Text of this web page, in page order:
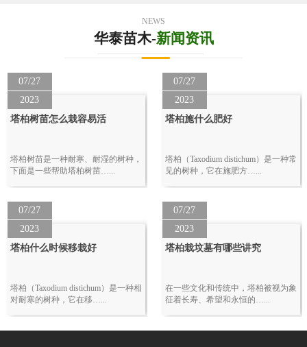
NEWS
华泰苗木-新闻资讯
07/27
2023
塔柏树苗怎么栽容易活
塔柏树苗是一种耐寒、耐湿的树种，
下面是一些帮助塔柏树苗…...
07/27
2023
塔柏施什么肥好
塔柏（Taxodium distichum）是一种常
见的树种，它在施肥方…...
07/27
2023
塔柏什么时候移栽好
塔柏（Taxodium distichum）是一种相
对耐寒的树种，它在移…...
07/27
2023
塔柏栽坟墓有哪些讲究
在一些文化和传统中，塔柏被视为象
征着长寿、希望和永恒的…...